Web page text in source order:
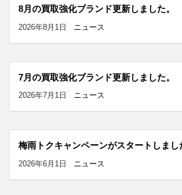
8月の買取強化ブランド更新しました。
2026年8月1日 ニュース
7月の買取強化ブランド更新しました。
2026年7月1日 ニュース
梅雨トクキャンペーンがスタートしまし
2026年6月1日 ニュース